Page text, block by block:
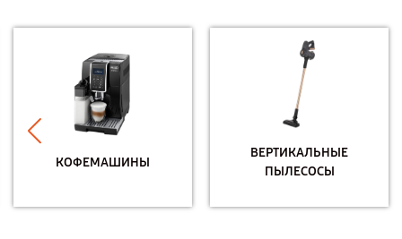
КОФЕМАШИНЫ
ВЕРТИКАЛЬНЫЕ
ПЫЛЕСОСЫ